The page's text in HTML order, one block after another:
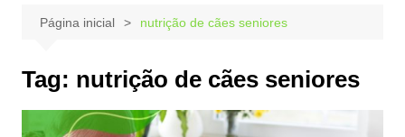
Página inicial nutrição de cães seniores
Tag: nutrição de cães seniores